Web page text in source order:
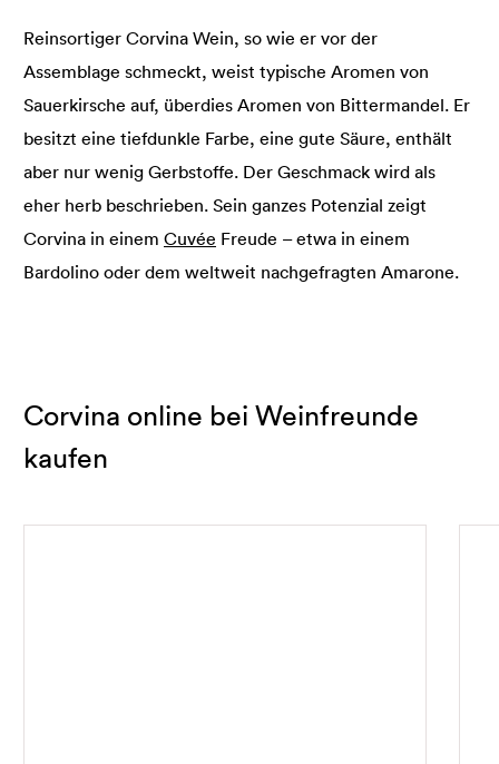
Reinsortiger Corvina Wein, so wie er vor der
Assemblage schmeckt, weist typische Aromen von
Sauerkirsche auf, überdies Aromen von Bittermandel. Er
besitzt eine tiefdunkle Farbe, eine gute Säure, enthält
aber nur wenig Gerbstoffe. Der Geschmack wird als
eher herb beschrieben. Sein ganzes Potenzial zeigt
Corvina in einem Cuvée Freude – etwa in einem
Bardolino oder dem weltweit nachgefragten Amarone.
Corvina online bei Weinfreunde
kaufen